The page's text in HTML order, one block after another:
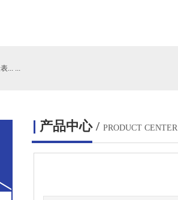
... ...
产品中心/ PRODUCT CENTER